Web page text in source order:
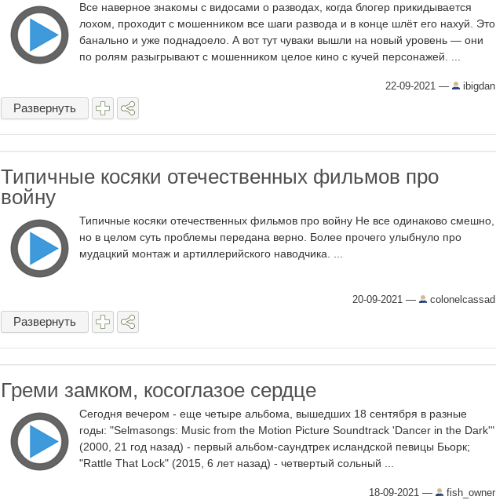
Все наверное знакомы с видосами о разводах, когда блогер прикидывается
лохом, проходит с мошенником все шаги развода и в конце шлёт его нахуй. Это
банально и уже поднадоело. А вот тут чуваки вышли на новый уровень — они
по ролям разыгрывают с мошенником целое кино с кучей персонажей. ...
22-09-2021 — ibigdan
Развернуть
Типичные косяки отечественных фильмов про
войну
Типичные косяки отечественных фильмов про войну Не все одинаково смешно,
но в целом суть проблемы передана верно. Более прочего улыбнуло про
мудацкий монтаж и артиллерийского наводчика. ...
20-09-2021 — colonelcassad
Развернуть
Греми замком, косоглазое сердце
Сегодня вечером - еще четыре альбома, вышедших 18 сентября в разные
годы: "Selmasongs: Music from the Motion Picture Soundtrack 'Dancer in the Dark'"
(2000, 21 год назад) - первый альбом-саундтрек исландской певицы Бьорк;
"Rattle That Lock" (2015, 6 лет назад) - четвертый сольный ...
18-09-2021 — fish_owner